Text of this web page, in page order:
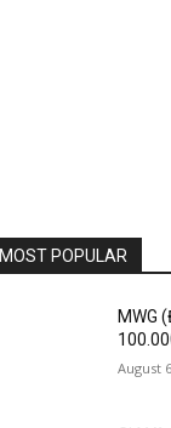
MOST POPULAR
MWG
August